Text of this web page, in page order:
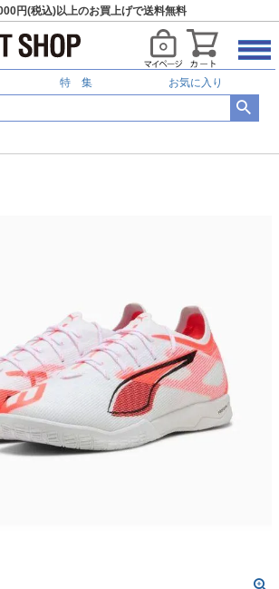
円(税込)以上のお買上げで送料無料
特 集 お気に入り